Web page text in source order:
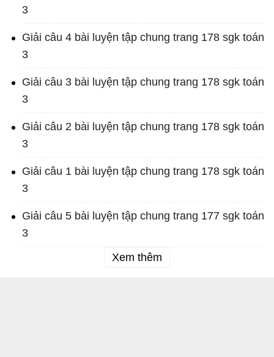
3
Giải câu 4 bài luyện tập chung trang 178 sgk toán
3
Giải câu 3 bài luyện tập chung trang 178 sgk toán
3
Giải câu 2 bài luyện tập chung trang 178 sgk toán
3
Giải câu 1 bài luyện tập chung trang 178 sgk toán
3
Giải câu 5 bài luyện tập chung trang 177 sgk toán
3
Xem thêm